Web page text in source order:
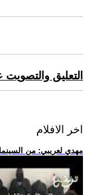
التعليق
اخر الافلام
.. مهدي لعريبي: من